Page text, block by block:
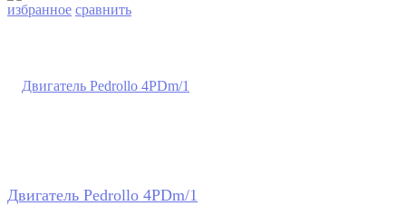
избранное сравнить
Двигатель Pedrollo 4PDm/1